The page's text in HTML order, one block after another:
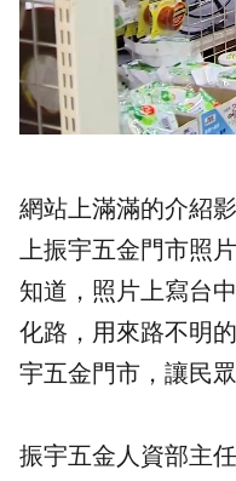
網站上滿滿的介紹
上振宇五金門市照
知道，照片上寫台
化路，用來路不明
宇五金門市，讓民
振宇五金人資部主